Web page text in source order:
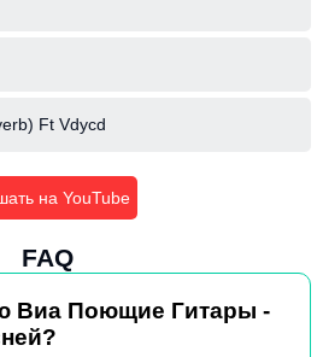
Ft Vdycd
на YouTube
FAQ
Виа Поющие Гитары -